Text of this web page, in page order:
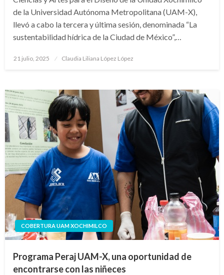
de la Universidad Autónoma Metropolitana (UAM-X),
llevó a cabo la tercera y última sesión, denominada “La
sustentabilidad hídrica de la Ciudad de México”,…
Publicado
21 julio, 2025 Claudia Liliana López López
COBERTURA UAM XOCHIMILCO
Programa Peraj UAM-X, una oportunidad de
encontrarse con las niñeces